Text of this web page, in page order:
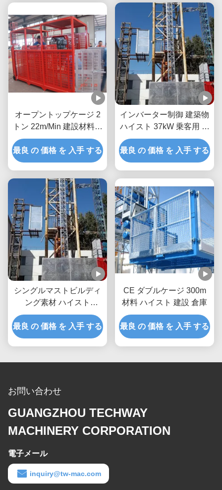
オープントップケージ 2
トン 22m/Min 建設材料の
持ち上げ 建設現場の持ち
上げ
最良 の 価格 を 入手 する
インバーター制御 建築物
ハイスト 37kW 乗客用 ハ
イスト
最良 の 価格 を 入手 する
シングルマストビルディ
ング素材 ハイスト
21m/Min 外部建設エレベ
ーター
最良 の 価格 を 入手 する
CE ダブルケージ 300m
材料 ハイスト 建設 倉庫
最良 の 価格 を 入手 する
お問い合わせ
GUANGZHOU TECHWAY
MACHINERY CORPORATION
電子メール
inquiry@tw-mac.com